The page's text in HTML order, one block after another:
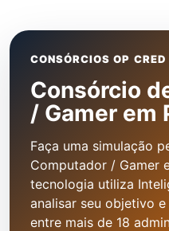
CONSÓRCIOS OP CRED
Consórcio
/ Gamer em
Faça uma simulação
Computador / Gamer
tecnologia utiliza
analisar seu objetivo
entre mais de 18